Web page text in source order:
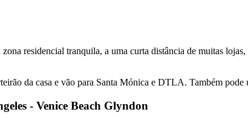
residencial tranquila, a uma curta distância de muitas lojas,
da casa e vão para Santa Mónica e DTLA. Também
- Venice Beach Glyndon